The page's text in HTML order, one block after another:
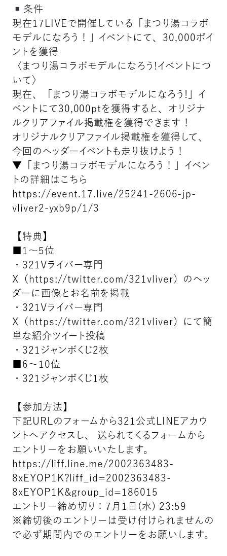
条件
現在17LIVEで開催している「まつり湯コラボ
モデルになろう！」イベントにて、30,000ポイ
ントを獲得
〈まつり湯コラボモデルになろう!イベントにつ
いて〉
現在、「まつり湯コラボモデルになろう!」イ
ベントにて30,000ptを獲得すると、オリジナ
ルクリアファイル掲載権を獲得できます！
オリジナルクリアファイル掲載権を獲得して、
今回のヘッダーイベントも走り抜けよう！
▼「まつり湯コラボモデルになろう！」イベン
トの詳細はこちら
https://event.17.live/25241-2606-jp-
vliver2-yxb9p/1/3
【特典】
■1〜5位
・321Vライバー専門
X（https://twitter.com/321vliver）のヘッ
ダーに画像とお名前を掲載
・321Vライバー専門
X（https://twitter.com/321vliver）にて簡
単な紹介ツイート投稿
・321ジャンボくじ2枚
■6〜10位
・321ジャンボくじ1枚
【参加方法】
下記URLのフォームから321公式LINEアカウ
ントへアクセスし、 送られてくるフォームから
エントリーをお願いいたします。
https://liff.line.me/2002363483-
8xEYOP1K?liff_id=2002363483-
8xEYOP1K&group_id=186015
エントリー締め切り：7月1日(水) 23:59
※締切後のエントリーは受け付けられませんの
で必ず期間内でのエントリーをお願いします。